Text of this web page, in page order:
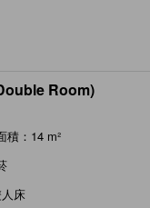
Room)
積：14 m²
床